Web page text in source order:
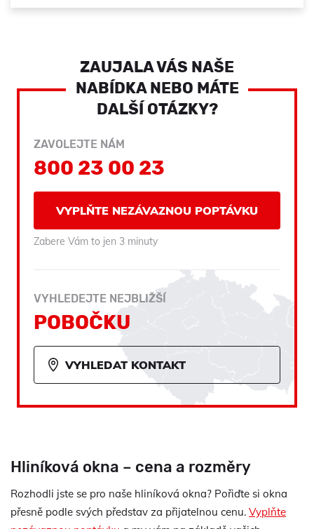
ZAUJALA VÁS NAŠE
NABÍDKA NEBO MÁTE
DALŠÍ OTÁZKY?
ZAVOLEJTE NÁM
800 23 00 23
VYPLŇTE NEZÁVAZNOU POPTÁVKU
Zabere Vám to jen 3 minuty
VYHLEDEJTE NEJBLIŽŠÍ
POBOČKU
VYHLEDAT KONTAKT
Hliníková okna – cena a rozměry
Rozhodli jste se pro naše hliníková okna? Pořiďte si okna
přesně podle svých představ za přijatelnou cenu. Vyplňte